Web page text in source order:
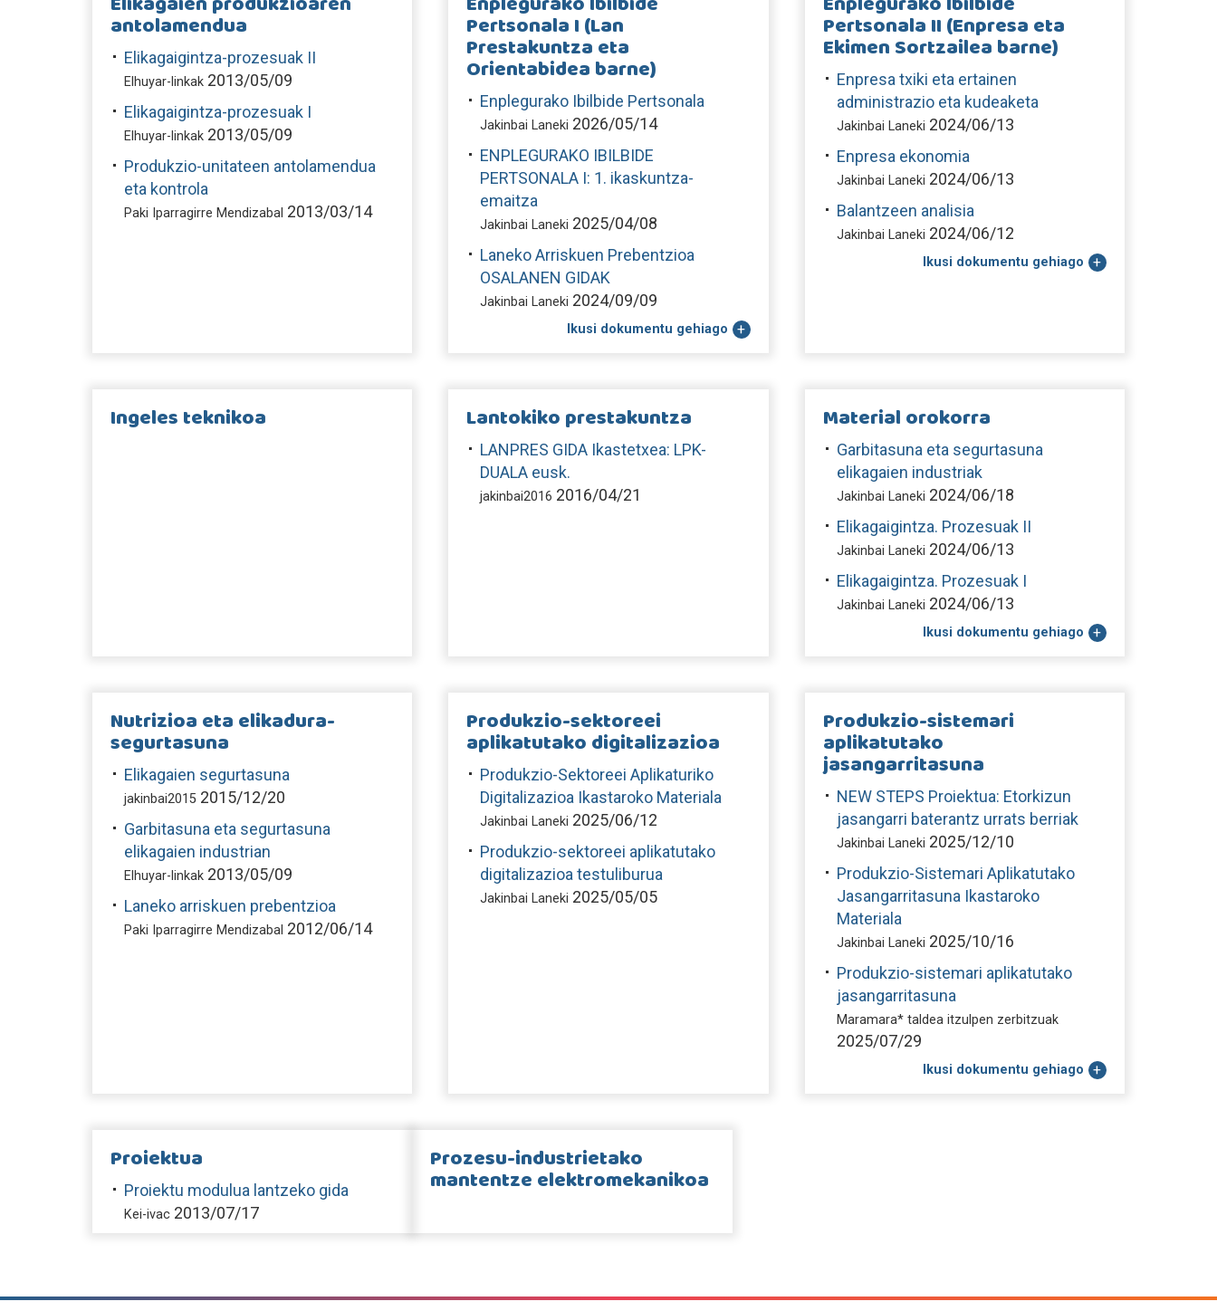
antolamendua
Elikagaigintza-prozesuak II
Elhuyar-linkak 2013/05/09
Elikagaigintza-prozesuak I
Elhuyar-linkak 2013/05/09
Produkzio-unitateen antolamendua
eta kontrola
Paki Iparragirre Mendizabal 2013/03/14
Pertsonala I (Lan
Prestakuntza eta
Orientabidea barne)
Enplegurako Ibilbide Pertsonala
Jakinbai Laneki 2026/05/14
ENPLEGURAKO IBILBIDE
PERTSONALA I: 1. ikaskuntza-
emaitza
Jakinbai Laneki 2025/04/08
Laneko Arriskuen Prebentzioa
OSALANEN GIDAK
Jakinbai Laneki 2024/09/09
Ikusi dokumentu gehiago
Pertsonala II (Enpresa eta
Ekimen Sortzailea barne)
Enpresa txiki eta ertainen
administrazio eta kudeaketa
Jakinbai Laneki 2024/06/13
Enpresa ekonomia
Jakinbai Laneki 2024/06/13
Balantzeen analisia
Jakinbai Laneki 2024/06/12
Ikusi dokumentu gehiago
Ingeles teknikoa Lantokiko prestakuntza
LANPRES GIDA Ikastetxea: LPK-
DUALA eusk.
jakinbai2016 2016/04/21
Material orokorra
Garbitasuna eta segurtasuna
elikagaien industriak
Jakinbai Laneki 2024/06/18
Elikagaigintza. Prozesuak II
Jakinbai Laneki 2024/06/13
Elikagaigintza. Prozesuak I
Jakinbai Laneki 2024/06/13
Ikusi dokumentu gehiago
Nutrizioa eta elikadura-
segurtasuna
Elikagaien segurtasuna
jakinbai2015 2015/12/20
Garbitasuna eta segurtasuna
elikagaien industrian
Elhuyar-linkak 2013/05/09
Laneko arriskuen prebentzioa
Paki Iparragirre Mendizabal 2012/06/14
Produkzio-sektoreei
aplikatutako digitalizazioa
Produkzio-Sektoreei Aplikaturiko
Digitalizazioa Ikastaroko Materiala
Jakinbai Laneki 2025/06/12
Produkzio-sektoreei aplikatutako
digitalizazioa testuliburua
Jakinbai Laneki 2025/05/05
Produkzio-sistemari
aplikatutako
jasangarritasuna
NEW STEPS Proiektua: Etorkizun
jasangarri baterantz urrats berriak
Jakinbai Laneki 2025/12/10
Produkzio-Sistemari Aplikatutako
Jasangarritasuna Ikastaroko
Materiala
Jakinbai Laneki 2025/10/16
Produkzio-sistemari aplikatutako
jasangarritasuna
Maramara* taldea itzulpen zerbitzuak
2025/07/29
Ikusi dokumentu gehiago
Proiektua
Proiektu modulua lantzeko gida
Kei-ivac 2013/07/17
Prozesu-industrietako
mantentze elektromekanikoa